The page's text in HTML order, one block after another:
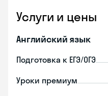
Услуги и цены
Английский язык
Подготовка к ЕГЭ/ОГЭ
Уроки премиум